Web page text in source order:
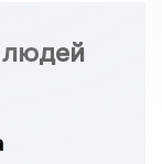
людей